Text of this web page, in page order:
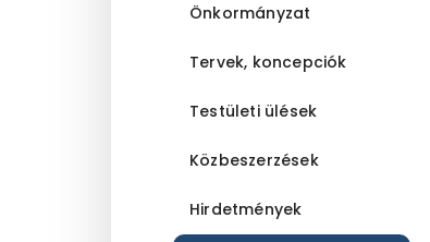
Önkormányzat
Tervek, koncepciók
Testületi ülések
Közbeszerzések
Hirdetmények